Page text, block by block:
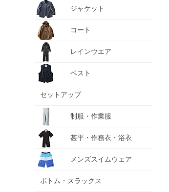
ジャケット
コート
レインウエア
ベスト
セットアップ
制服・作業服
甚平・作務衣・浴衣
メンズスイムウェア
ボトム・スラックス